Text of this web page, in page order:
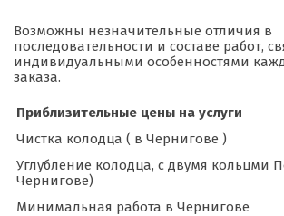
Возможны незначительные отличия в
последовательности и составе работ,
индивидуальными особенностями
заказа.
Приблизительные цены на услуги
Чистка колодца ( в Чернигове )
Углубление колодца, с двумя кольцми
Чернигове)
Минимальная работа в Чернигове